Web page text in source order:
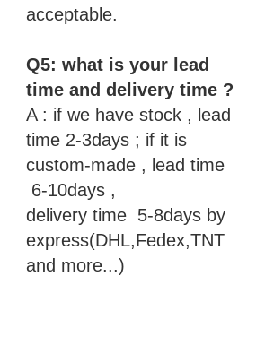
acceptable.
Q5: what is your lead
time and delivery time ?
A : if we have stock , lead
time 2-3days ; if it is
custom-made , lead time
6-10days ,
delivery time 5-8days by
express(DHL,Fedex,TNT
and more...)